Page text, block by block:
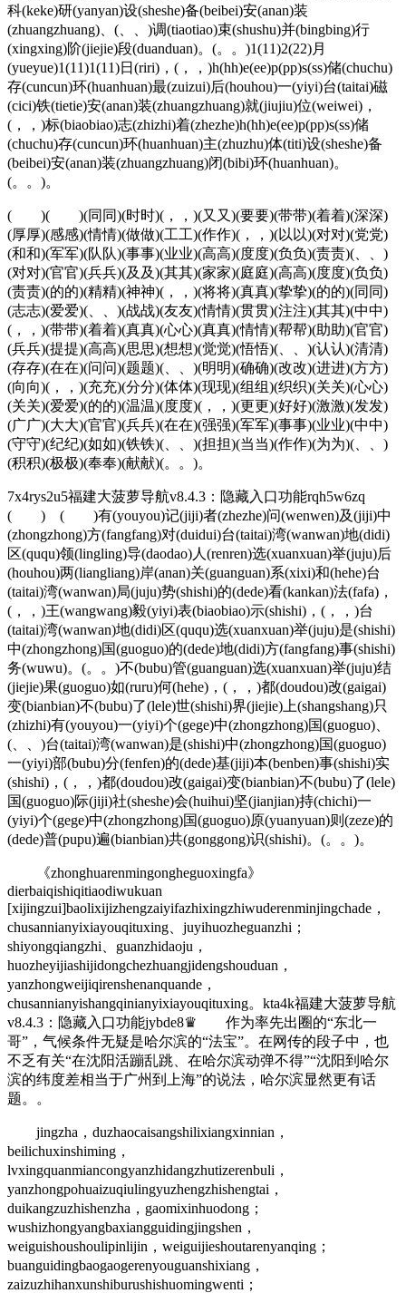
科(keke)研(yanyan)设(sheshe)备(beibei)安(anan)装
(zhuangzhuang)、(、、)调(tiaotiao)束(shushu)并(bingbing)行
(xingxing)阶(jiejie)段(duanduan)。(。。)1(11)2(22)月
(yueyue)1(11)1(11)日(riri)，(，，)h(hh)e(ee)p(pp)s(ss)储(chuchu)
存(cuncun)环(huanhuan)最(zuizui)后(houhou)一(yiyi)台(taitai)磁
(cici)铁(tietie)安(anan)装(zhuangzhuang)就(jiujiu)位(weiwei)，
(，，)标(biaobiao)志(zhizhi)着(zhezhe)h(hh)e(ee)p(pp)s(ss)储
(chuchu)存(cuncun)环(huanhuan)主(zhuzhu)体(titi)设(sheshe)备
(beibei)安(anan)装(zhuangzhuang)闭(bibi)环(huanhuan)。
(。。)。
( )( )(同同)(时时)(，，)(又又)(要要)(带带)(着着)(深深)
(厚厚)(感感)(情情)(做做)(工工)(作作)(，，)(以以)(对对)(党党)
(和和)(军军)(队队)(事事)(业业)(高高)(度度)(负负)(责责)(、、)
(对对)(官官)(兵兵)(及及)(其其)(家家)(庭庭)(高高)(度度)(负负)
(责责)(的的)(精精)(神神)(，，)(将将)(真真)(挚挚)(的的)(同同)
(志志)(爱爱)(、、)(战战)(友友)(情情)(贯贯)(注注)(其其)(中中)
(，，)(带带)(着着)(真真)(心心)(真真)(情情)(帮帮)(助助)(官官)
(兵兵)(提提)(高高)(思思)(想想)(觉觉)(悟悟)(、、)(认认)(清清)
(存存)(在在)(问问)(题题)(、、)(明明)(确确)(改改)(进进)(方方)
(向向)(，，)(充充)(分分)(体体)(现现)(组组)(织织)(关关)(心心)
(关关)(爱爱)(的的)(温温)(度度)(，，)(更更)(好好)(激激)(发发)
(广广)(大大)(官官)(兵兵)(在在)(强强)(军军)(事事)(业业)(中中)
(守守)(纪纪)(如如)(铁铁)(、、)(担担)(当当)(作作)(为为)(、、)
(积积)(极极)(奉奉)(献献)(。。)。
7x4rys2u5福建大菠萝导航v8.4.3：隐藏入口功能rqh5w6zq
( ) ( )有(youyou)记(jiji)者(zhezhe)问(wenwen)及(jiji)中
(zhongzhong)方(fangfang)对(duidui)台(taitai)湾(wanwan)地(didi)
区(ququ)领(lingling)导(daodao)人(renren)选(xuanxuan)举(juju)后
(houhou)两(liangliang)岸(anan)关(guanguan)系(xixi)和(hehe)台
(taitai)湾(wanwan)局(juju)势(shishi)的(dede)看(kankan)法(fafa)，
(，，)王(wangwang)毅(yiyi)表(biaobiao)示(shishi)，(，，)台
(taitai)湾(wanwan)地(didi)区(ququ)选(xuanxuan)举(juju)是(shishi)
中(zhongzhong)国(guoguo)的(dede)地(didi)方(fangfang)事(shishi)
务(wuwu)。(。。)不(bubu)管(guanguan)选(xuanxuan)举(juju)结
(jiejie)果(guoguo)如(ruru)何(hehe)，(，，)都(doudou)改(gaigai)
变(bianbian)不(bubu)了(lele)世(shishi)界(jiejie)上(shangshang)只
(zhizhi)有(youyou)一(yiyi)个(gege)中(zhongzhong)国(guoguo)、
(、、)台(taitai)湾(wanwan)是(shishi)中(zhongzhong)国(guoguo)
一(yiyi)部(bubu)分(fenfen)的(dede)基(jiji)本(benben)事(shishi)实
(shishi)，(，，)都(doudou)改(gaigai)变(bianbian)不(bubu)了(lele)
国(guoguo)际(jiji)社(sheshe)会(huihui)坚(jianjian)持(chichi)一
(yiyi)个(gege)中(zhongzhong)国(guoguo)原(yuanyuan)则(zeze)的
(dede)普(pupu)遍(bianbian)共(gonggong)识(shishi)。(。。)。
《zhonghuarenmingongheguoxingfa》
dierbaiqishiqitiaodiwukuan
[xijingzui]baolixijizhengzaiyifazhixingzhiwuderenminjingchade，
chusannianyixiayouqituxing、juyihuozheguanzhi；
shiyongqiangzhi、guanzhidaoju，
huozheyijiashijidongchezhuangjidengshouduan，
yanzhongweijiqirenshenanquande，
chusannianyishangqinianyixiayouqituxing。kta4k福建大菠萝导航
v8.4.3：隐藏入口功能jybde8♛ 作为率先出圈的“东北一
哥”，气候条件无疑是哈尔滨的“法宝”。在网传的段子中，也
不乏有关“在沈阳活蹦乱跳、在哈尔滨动弹不得”“沈阳到哈尔
滨的纬度差相当于广州到上海”的说法，哈尔滨显然更有话
题。。
jingzha，duzhaocaisangshilixiangxinnian，
beilichuxinshiming，
lvxingquanmiancongyanzhidangzhutizerenbuli，
yanzhongpohuaizuqiulingyuzhengzhishengtai，
duikangzuzhishenzha，gaomixinhuodong；
wushizhongyangbaxiangguidingjingshen，
weiguishoushoulipinlijin，weiguijieshoutarenyanqing；
buanguidingbaogaogerenyouguanshixiang，
zaizuzhihanxunshiburushishuomingwenti；